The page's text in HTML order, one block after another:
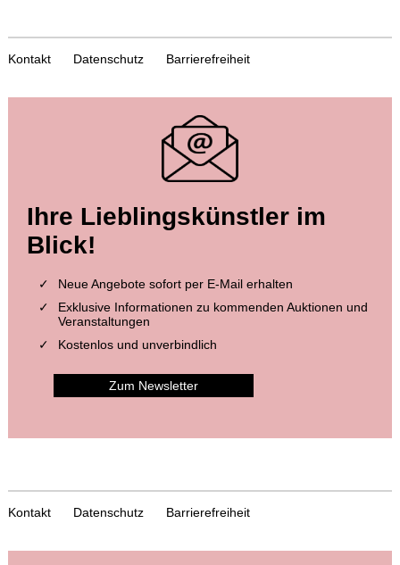
Kontakt Datenschutz Barrierefreiheit
Ihre Lieblingskünstler im
Blick!
Neue Angebote sofort per E-Mail erhalten
Exklusive Informationen zu kommenden Auktionen und
Veranstaltungen
Kostenlos und unverbindlich
Zum Newsletter
Kontakt Datenschutz Barrierefreiheit